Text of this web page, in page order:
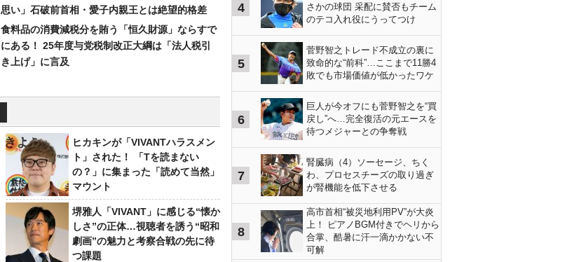
思い」石破前首相・愛子内親王とは絶望的格差
食料品の消費減税分を賄う「恒久財源」ならすで
にある！ 25年度与党税制改正大綱は「法人税引
き上げ」に言及
ヒカキンが「VIVANTハラスメン
ト」された！ 「Tを読まない
の？」に集まった「読めて当然」
マウント
堺雅人「VIVANT」に感じる“懐か
しさ”の正体…視聴者を誘う“昭和
劇画”の魅力と考察合戦の先に待
つ課題
4
さかの球団 采配に賛否もチーム
のテコ入れ役にうってつけ
5
菅野智之トレード不成立の裏に
致命的な“前科”…ここまで11勝4
敗でも市場価値が低かったワケ
6
巨人が今オフにも菅野智之を“買
戻し”へ…完全復活の元エースを
待つメジャーとの争奪戦
7
腎臓病（4）ソーセージ、ちく
わ、プロセスチーズの取り過ぎ
が腎機能を低下させる
8
高市首相“被災地利用PV”が大炎
上！ ピアノBGM付きでヘリから
合掌、酷暑に汗一滴かかない不
可解